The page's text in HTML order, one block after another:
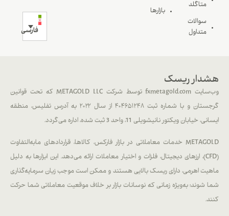
متاگلد
سوالات
متداول
بازارها
فارسی
هشدار ریسک
وب‌سایت fxmetagold.com توسط شرکت METAGOLD LLC که تحت قوانین
گرجستان و با شماره ثبت ۴۰۴۶۵۱۲۴۸ از سال ۲۰۲۲ به آدرس تفلیس، منطقه
ایسانی، خیابان ویکتور نانیشویلی 11، واحد 3 ثبت شده، اداره می‌گردد.
METAGOLD خدمات معاملاتی در بازار فارکس، کالاها، قراردادهای مابه‌التفاوت
(CFD)، ارزهای دیجیتال، فلزات و اختیار معاملات ارائه می‌دهد. این ابزارها به دلیل
ماهیت اهرمی، دارای ریسک بالایی هستند و ممکن است موجب زیان سرمایه‌گذاری
شما شوند؛ به‌ویژه زمانی که نوسانات بازار بر خلاف موقعیت معاملاتی شما حرکت
کنند.